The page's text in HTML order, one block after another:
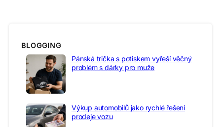
BLOGGING
Pánská trička s potiskem vyřeší věčný
problém s dárky pro muže
Výkup automobilů jako rychlé řešení
prodeje vozu